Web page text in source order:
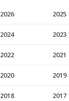
2026 2025
2024 2023
2022 2021
2020 2019
2018 2017